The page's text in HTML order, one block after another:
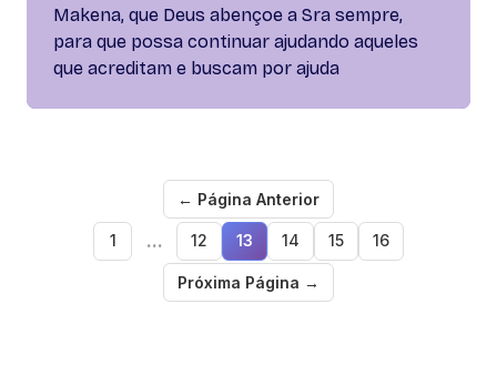
Makena, que Deus abençoe a Sra sempre,
para que possa continuar ajudando aqueles
que acreditam e buscam por ajuda
← Página Anterior
1 ... 12 13 14 15 16
Próxima Página →